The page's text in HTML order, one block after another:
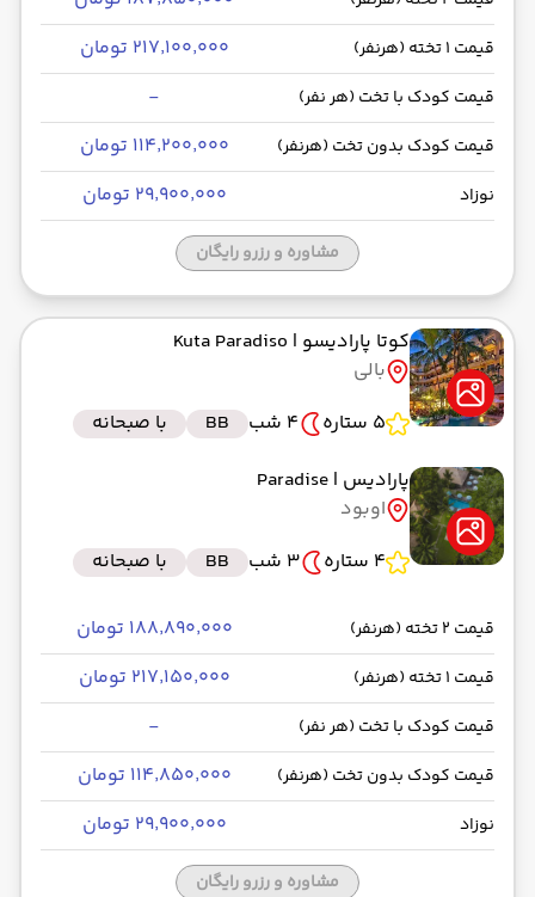
قیمت 1 تخته (هرنفر) ۲۱۷٬۱۰۰٬۰۰۰ تومان
قیمت کودک با تخت (هر نفر) -
قیمت کودک بدون تخت (هرنفر) ۱۱۴٬۲۰۰٬۰۰۰ تومان
نوزاد ۲۹٬۹۰۰٬۰۰۰ تومان
مشاوره و رزرو رایگان
کوتا پارادیسو | Kuta Paradiso
بالی
5 ستاره
4 شب BB
با صبحانه
پارادیس | Paradise
اوبود
4 ستاره
3 شب BB با صبحانه
قیمت 2 تخته (هرنفر) ۱۸۸٬۸۹۰٬۰۰۰ تومان
قیمت 1 تخته (هرنفر) ۲۱۷٬۱۵۰٬۰۰۰ تومان
قیمت کودک با تخت (هر نفر) -
قیمت کودک بدون تخت (هرنفر) ۱۱۴٬۸۵۰٬۰۰۰ تومان
نوزاد ۲۹٬۹۰۰٬۰۰۰ تومان
مشاوره و رزرو رایگان